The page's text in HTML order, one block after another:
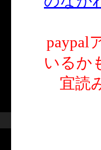
paypal
いるか
宜読